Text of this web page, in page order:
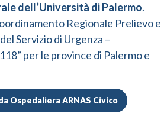
dell’Università di Palermo.
Regionale Prelievo e
Servizio di Urgenza –
per le province di Palermo e
Ospedaliera ARNAS Civico